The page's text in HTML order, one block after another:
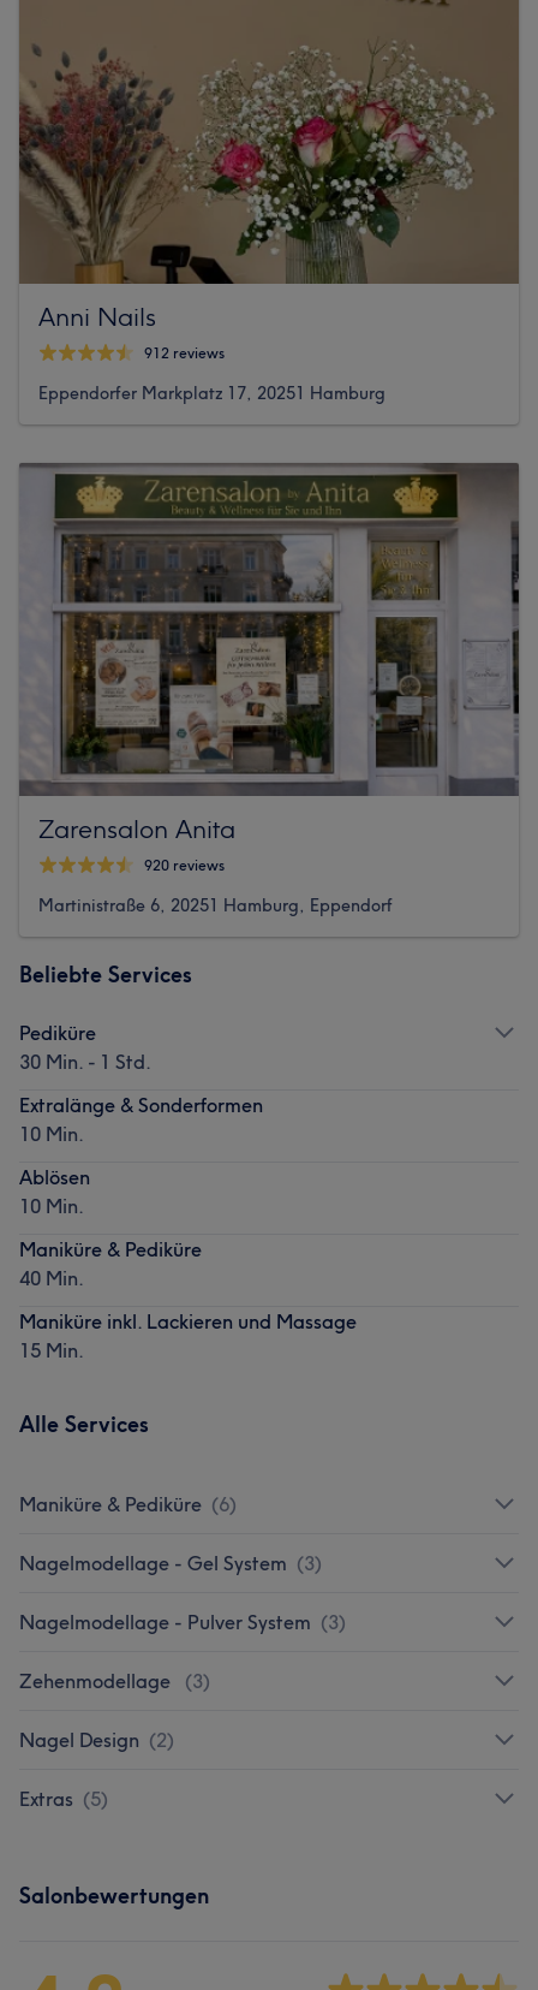
Anni Nails
912 reviews
Eppendorfer Markplatz 17, 20251 Hamburg
Zarensalon Anita
920 reviews
Martinistraße 6, 20251 Hamburg, Eppendorf
Beliebte Services
Pediküre
30 Min. - 1 Std.
Extralänge & Sonderformen
10 Min.
Ablösen
10 Min.
Maniküre & Pediküre
40 Min.
Maniküre inkl. Lackieren und Massage
15 Min.
Alle Services
Maniküre & Pediküre (6)
Nagelmodellage - Gel System (3)
Nagelmodellage - Pulver System (3)
Zehenmodellage (3)
Nagel Design (2)
Extras (5)
Salonbewertungen